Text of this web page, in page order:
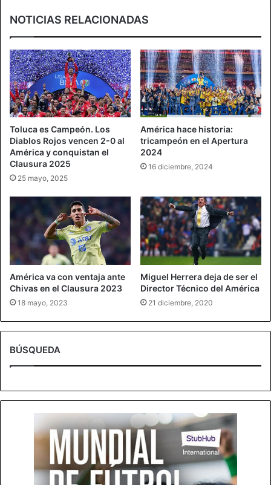
NOTICIAS RELACIONADAS
Toluca es Campeón. Los
Diablos Rojos vencen 2-0 al
América y conquistan el
Clausura 2025
25 mayo, 2025
América hace historia:
tricampeón en el Apertura
2024
16 diciembre, 2024
América va con ventaja ante
Chivas en el Clausura 2023
18 mayo, 2023
Miguel Herrera deja de ser el
Director Técnico del América
21 diciembre, 2020
BÚSQUEDA